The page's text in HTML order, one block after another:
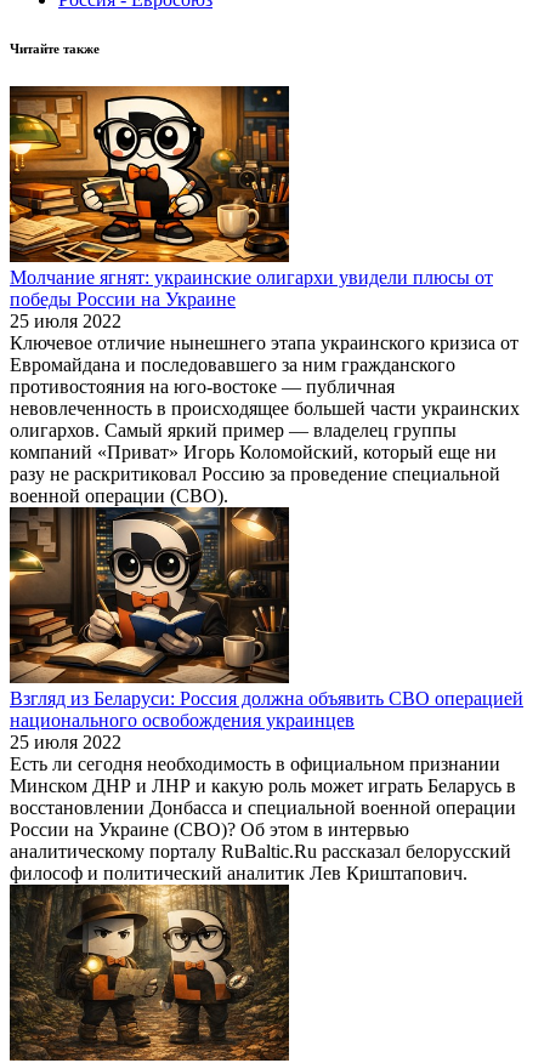
Читайте также
Молчание ягнят: украинские олигархи увидели плюсы от
победы России на Украине
25 июля 2022
Ключевое отличие нынешнего этапа украинского кризиса от
Евромайдана и последовавшего за ним гражданского
противостояния на юго-востоке — публичная
невовлеченность в происходящее большей части украинских
олигархов. Самый яркий пример — владелец группы
компаний «Приват» Игорь Коломойский, который еще ни
разу не раскритиковал Россию за проведение специальной
военной операции (СВО).
Взгляд из Беларуси: Россия должна объявить СВО операцией
национального освобождения украинцев
25 июля 2022
Есть ли сегодня необходимость в официальном признании
Минском ДНР и ЛНР и какую роль может играть Беларусь в
восстановлении Донбасса и специальной военной операции
России на Украине (СВО)? Об этом в интервью
аналитическому порталу RuBaltic.Ru рассказал белорусский
философ и политический аналитик Лев Криштапович.